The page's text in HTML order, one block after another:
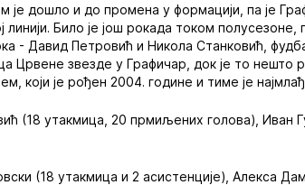
је дошло и до промена у формацији, па је
Било је још рокада током полусезоне,
- Давид Петровић и Никола Станковић,
Црвене звезде у Графичар, док је то нешто
који је рођен 2004. године и тиме је
(18 утакмица, 20 прмиљених голова), Иван
(18 утакмица и 2 асистенције), Алекса